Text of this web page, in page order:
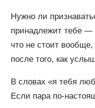
Нужно ли
принадлежит тебе —
что не стоит
после того, как
В словах «я тебя
Если пара по-